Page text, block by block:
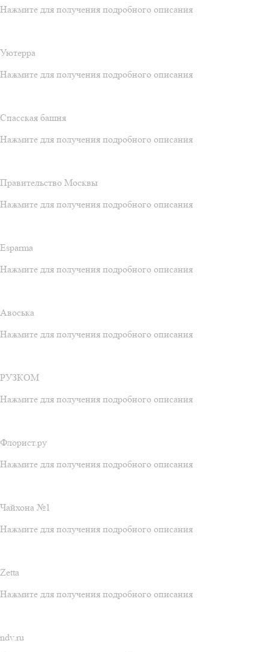
Нажмите для получения подробного описания
Уютерра
Нажмите для получения подробного описания
Спасская башня
Нажмите для получения подробного описания
Правительство Москвы
Нажмите для получения подробного описания
Esparma
Нажмите для получения подробного описания
Авоська
Нажмите для получения подробного описания
РУЗКОМ
Нажмите для получения подробного описания
Флорист.ру
Нажмите для получения подробного описания
Чайхона №1
Нажмите для получения подробного описания
Zetta
Нажмите для получения подробного описания
ndv.ru